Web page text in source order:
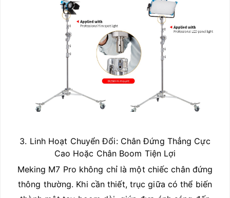
3. Linh Hoạt Chuyển Đổi: Chân Đứng Thẳng Cực
Cao Hoặc Chân Boom Tiện Lợi
Meking M7 Pro không chỉ là một chiếc chân đứng
thông thường. Khi cần thiết, trục giữa có thể biến